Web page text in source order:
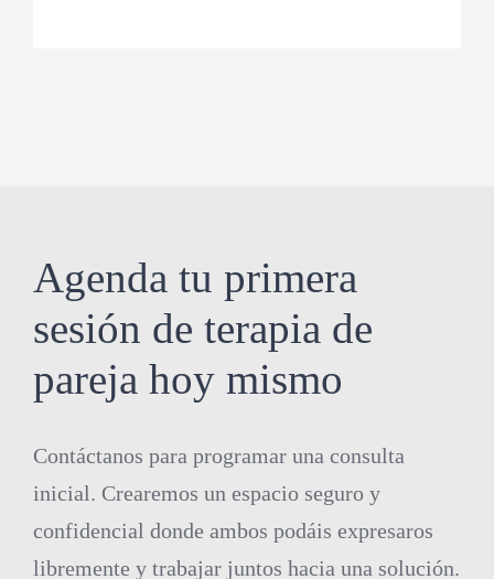
Agenda tu primera
sesión de terapia de
pareja hoy mismo
Contáctanos para programar una consulta
inicial. Crearemos un espacio seguro y
confidencial donde ambos podáis expresaros
libremente y trabajar juntos hacia una solución.